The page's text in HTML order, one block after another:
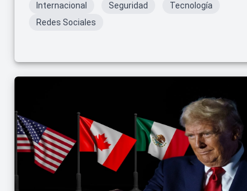
Internacional Seguridad
Tecnología
Redes Sociales